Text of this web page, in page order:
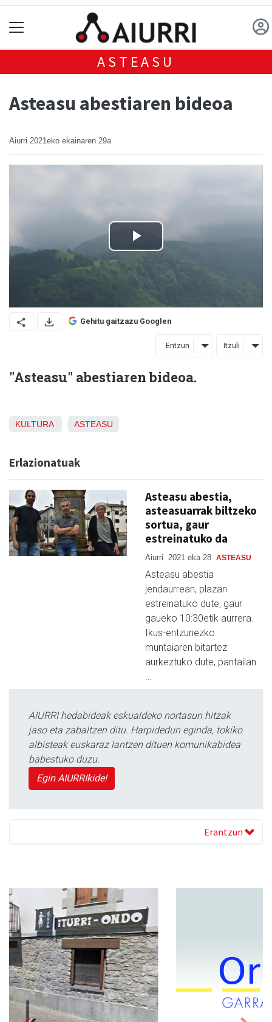
ASTEASU
Asteasu abestiaren bideoa
Aiurri 2021eko ekainaren 29a
Gehitu gaitzazu Googlen
Entzun Itzuli
"Asteasu" abestiaren bideoa.
KULTURA ASTEASU
Erlazionatuak
Asteasu abestia,
asteasuarrak biltzeko
sortua, gaur
estreinatuko da
Aiurri 2021 eka 28 ASTEASU
Asteasu abestia
jendaurrean, plazan
estreinatuko dute, gaur
gaueko 10:30etik aurrera.
Ikus-entzunezko
muntaiaren bitartez
aurkeztuko dute, pantailan.
…
AIURRI hedabideak eskualdeko nortasun hitzak
jaso eta zabaltzen ditu. Harpidedun eginda, tokiko
albisteak euskaraz lantzen dituen komunikabidea
babestuko duzu.
Egin AIURRIkide!
Erantzun